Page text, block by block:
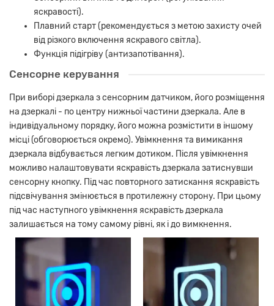
яскравості).
Плавний старт (рекомендується з метою захисту очей
від різкого включення яскравого світла).
Функція підігріву (антизапотівання).
Сенсорне керування
При виборі дзеркала з сенсорним датчиком, його розміщення
на дзеркалі - по центру нижньої частини дзеркала. Але в
індивідуальному порядку, його можна розмістити в іншому
місці (обговорюється окремо). Увімкнення та вимикання
дзеркала відбувається легким дотиком. Після увімкнення
можливо налаштовувати яскравість дзеркала затиснувши
сенсорну кнопку. Під час повторного затискання яскравість
підсвічування змінюється в протилежну сторону. При цьому
під час наступного увімкнення яскравість дзеркала
залишається на тому самому рівні, як і до вимкнення.